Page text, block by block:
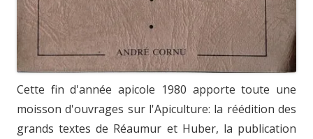
Cette fin d'année apicole 1980 apporte toute une
moisson d'ouvrages sur l'Apiculture: la réédition des
grands textes de Réaumur et Huber, la publication